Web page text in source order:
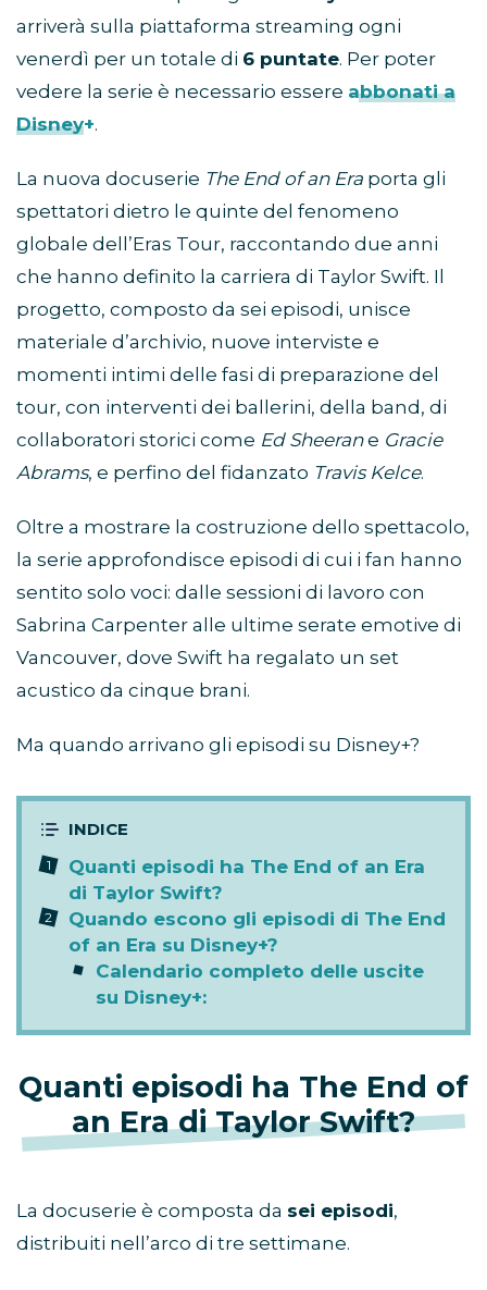
arriverà sulla piattaforma streaming ogni
venerdì per un totale di 6 puntate. Per poter
vedere la serie è necessario essere abbonati a
Disney+.
La nuova docuserie The End of an Era porta gli
spettatori dietro le quinte del fenomeno
globale dell’Eras Tour, raccontando due anni
che hanno definito la carriera di Taylor Swift. Il
progetto, composto da sei episodi, unisce
materiale d’archivio, nuove interviste e
momenti intimi delle fasi di preparazione del
tour, con interventi dei ballerini, della band, di
collaboratori storici come Ed Sheerane Gracie
Abrams, e perfino del fidanzato Travis Kelce.
Oltre a mostrare la costruzione dello spettacolo,
la serie approfondisce episodi di cui i fan hanno
sentito solo voci: dalle sessioni di lavoro con
Sabrina Carpenter alle ultime serate emotive di
Vancouver, dove Swift ha regalato un set
acustico da cinque brani.
Ma quando arrivano gli episodi su Disney+?
Quanti episodi ha The End of an Era
di Taylor Swift?
Quando escono gli episodi di The End
of an Era su Disney+?
Calendario completo delle uscite
su Disney+:
Quanti episodi ha The End of
an Era di Taylor Swift?
La docuserie è composta da sei episodi,
distribuiti nell’arco di tre settimane.